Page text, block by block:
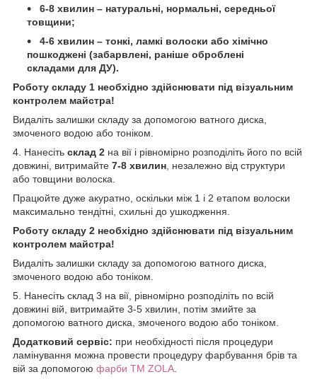
6-8 хвилин – натуральні, нормальні, середньої
товщини;
4-6 хвилин – тонкі, ламкі волоски або хімічно
пошкоджені (забарвлені, раніше оброблені
складами для ДУ).
Роботу складу 1 необхідно здійснювати під візуальним
контролем майстра!
Видаліть залишки складу за допомогою ватного диска,
змоченого водою або тоніком.
4. Нанесіть склад 2 на вії і рівномірно розподіліть його по всій
довжині, витримайте 7-8 хвилин , незалежно від структури
або товщини волоска.
Працюйте дуже акуратно, оскільки між 1 і 2 етапом волоски
максимально тендітні, схильні до ушкодження.
Роботу складу 2 необхідно здійснювати під візуальним
контролем майстра!
Видаліть залишки складу за допомогою ватного диска,
змоченого водою або тоніком.
5. Нанесіть склад 3 на вії, рівномірно розподіліть по всій
довжині вій, витримайте 3-5 хвилин, потім змийте за
допомогою ватного диска, змоченого водою або тоніком.
Додатковий сервіс: при необхідності після процедури
ламінування можна провести процедуру фарбування брів та
вій за допомогою фарби ТМ ZOLA